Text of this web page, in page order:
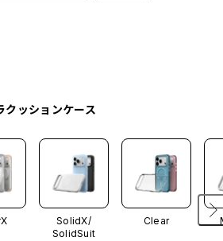
ッションケース
SolidX/
SolidSuit
Clear